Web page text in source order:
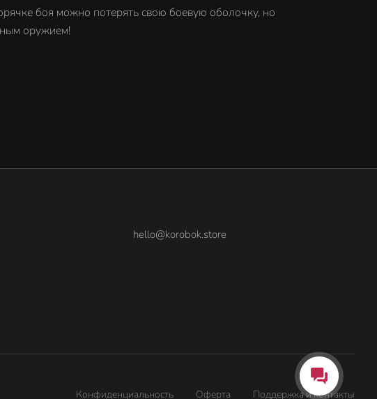
боя можно потерять свою боевую оболочку, но
оружием!
hello@korobok.store
Конфиденциальность Оферта Поддержка и контакты